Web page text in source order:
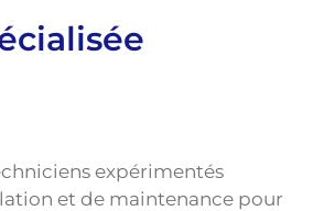
expérimentés
et de maintenance pour